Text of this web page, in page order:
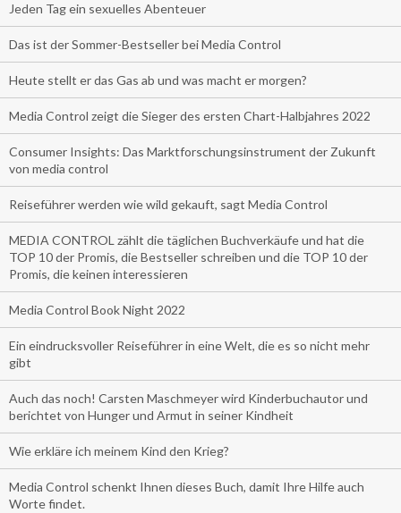
Jeden Tag ein sexuelles Abenteuer
Das ist der Sommer-Bestseller bei Media Control
Heute stellt er das Gas ab und was macht er morgen?
Media Control zeigt die Sieger des ersten Chart-Halbjahres 2022
Consumer Insights: Das Marktforschungsinstrument der Zukunft
von media control
Reiseführer werden wie wild gekauft, sagt Media Control
MEDIA CONTROL zählt die täglichen Buchverkäufe und hat die
TOP 10 der Promis, die Bestseller schreiben und die TOP 10 der
Promis, die keinen interessieren
Media Control Book Night 2022
Ein eindrucksvoller Reiseführer in eine Welt, die es so nicht mehr
gibt
Auch das noch! Carsten Maschmeyer wird Kinderbuchautor und
berichtet von Hunger und Armut in seiner Kindheit
Wie erkläre ich meinem Kind den Krieg?
Media Control schenkt Ihnen dieses Buch, damit Ihre Hilfe auch
Worte findet.